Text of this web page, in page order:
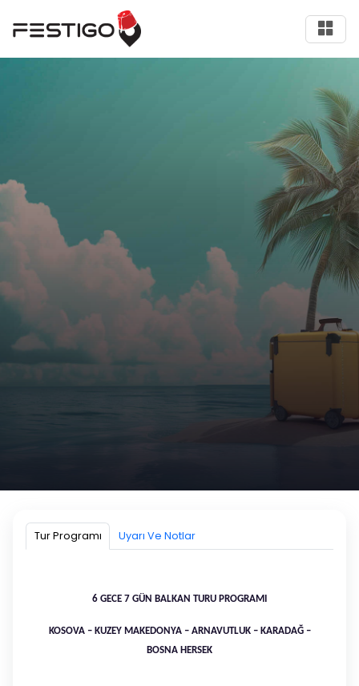
| 6 GECE - 7 GÜN | KOSOVA GİDİŞ -
BOSNA DÖNÜŞ
Kayıtlarımız dolmuştur. İlginiz için teşekkür ederiz.
Hemen Ara!
Tur Programı Uyarı Ve Notlar
6 GECE 7 GÜN BALKAN TURU PROGRAMI
KOSOVA – KUZEY MAKEDONYA – ARNAVUTLUK – KARADAĞ –
BOSNA HERSEK